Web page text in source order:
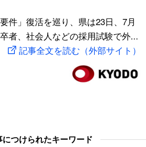
件」復活を巡り、県は23日、7月
者、社会人などの採用試験で外...
記事全文を読む（外部サイト）
につけられたキーワード